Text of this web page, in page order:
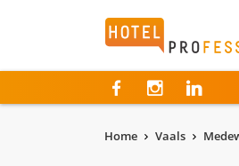
Hotelprofessionals
Home Vaals